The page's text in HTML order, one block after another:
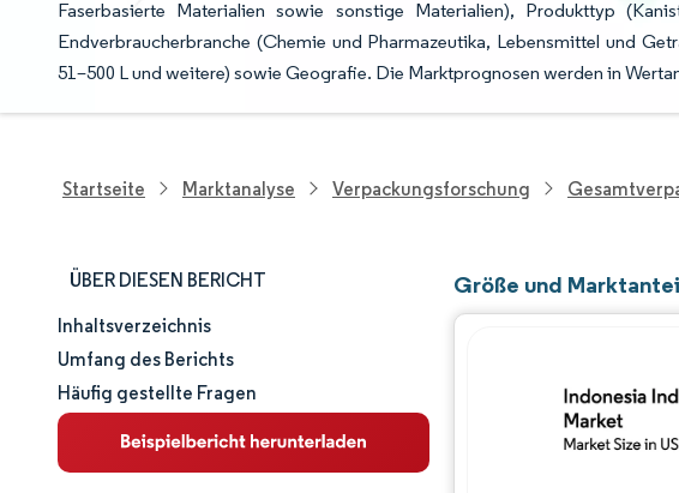
Faserbasierte Materialien sowie sonstige Materialien), Produkttyp
Endverbraucherbranche (Chemie und Pharmazeutika, Lebensmittel und
51–500 L und weitere) sowie Geografie. Die Marktprognosen werden in
Startseite Marktanalyse Verpackungsforschung
ÜBER DIESEN BERICHT
Marktgröße und -anteil
Marktanalyse
Trends und Einblicke
Inhaltsverzeichnis
Umfang des Berichts
Häufig gestellte Fragen
Größe und